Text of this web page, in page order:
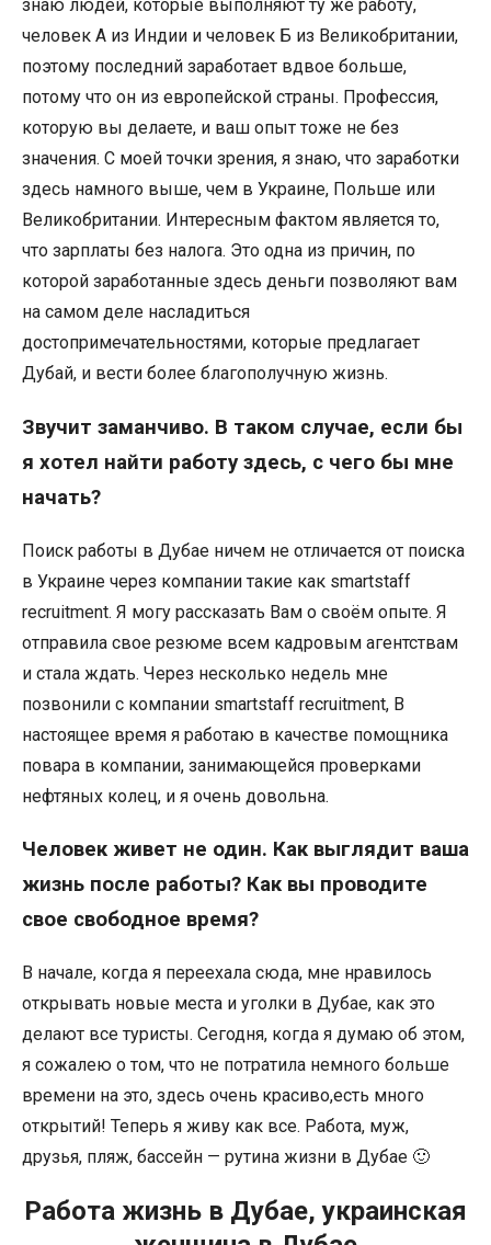
знаю людей, которые выполняют ту же работу,
человек А из Индии и человек Б из Великобритании,
поэтому последний заработает вдвое больше,
потому что он из европейской страны. Профессия,
которую вы делаете, и ваш опыт тоже не без
значения. С моей точки зрения, я знаю, что заработки
здесь намного выше, чем в Украине, Польше или
Великобритании. Интересным фактом является то,
что зарплаты без налога. Это одна из причин, по
которой заработанные здесь деньги позволяют вам
на самом деле насладиться
достопримечательностями, которые предлагает
Дубай, и вести более благополучную жизнь.
Звучит заманчиво. В таком случае, если бы
я хотел найти работу здесь, с чего бы мне
начать?
Поиск работы в Дубае ничем не отличается от поиска
в Украине через компании такие как smartstaff
recruitment. Я могу рассказать Вам о своём опыте. Я
отправила свое резюме всем кадровым агентствам
и стала ждать. Через несколько недель мне
позвонили с компании smartstaff recruitment, В
настоящее время я работаю в качестве помощника
повара в компании, занимающейся проверками
нефтяных колец, и я очень довольна.
Человек живет не один. Как выглядит ваша
жизнь после работы? Как вы проводите
свое свободное время?
В начале, когда я переехала сюда, мне нравилось
открывать новые места и уголки в Дубае, как это
делают все туристы. Сегодня, когда я думаю об этом,
я сожалею о том, что не потратила немного больше
времени на это, здесь очень красиво,есть много
открытий! Теперь я живу как все. Работа, муж,
друзья, пляж, бассейн — рутина жизни в Дубае 🙂
Работа жизнь в Дубае, украинская